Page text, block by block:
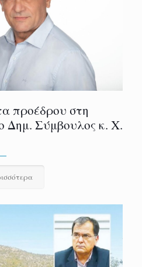
προέδρου στη
Δημ. Σύμβουλος κ. Χ.